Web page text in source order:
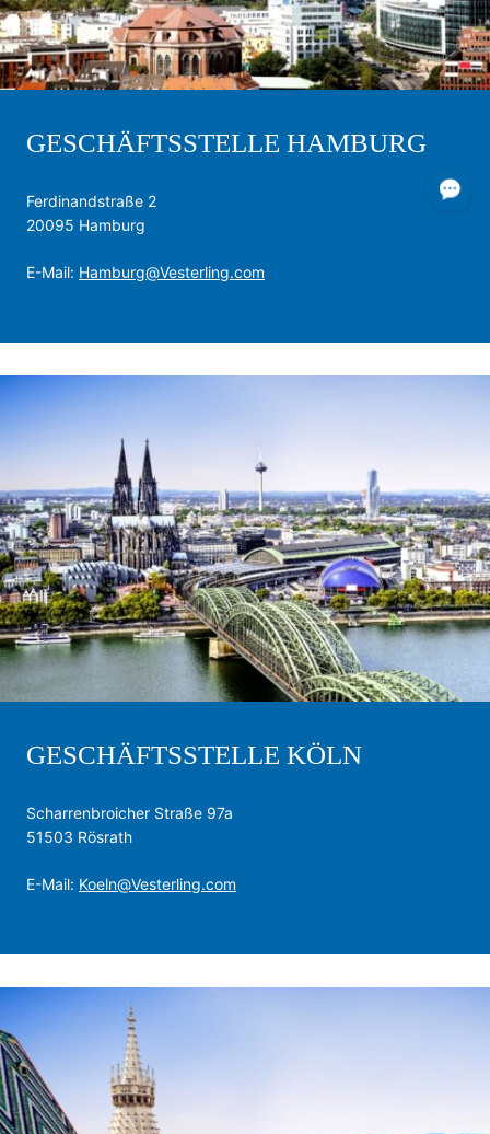
GESCHÄFTSSTELLE HAMBURG
Ferdinandstraße 2
20095 Hamburg
E-Mail: Hamburg@Vesterling.com
GESCHÄFTSSTELLE KÖLN
Scharrenbroicher Straße 97a
51503 Rösrath
E-Mail: Koeln@Vesterling.com